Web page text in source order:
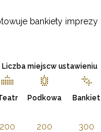
bankiety imprezy
Liczba miejscw ustawieniu
Podkowa Bankiet
200 200 300